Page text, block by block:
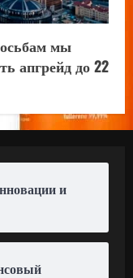
мы
апгрейд до 22
и